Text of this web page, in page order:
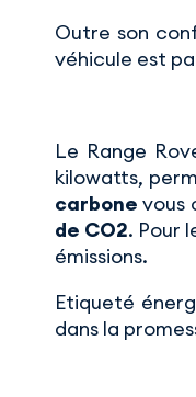
Outre son
véhicule est
Le Range
kilowatts,
carbone vous
de CO2. Pour
émissions.
Etiqueté
dans la